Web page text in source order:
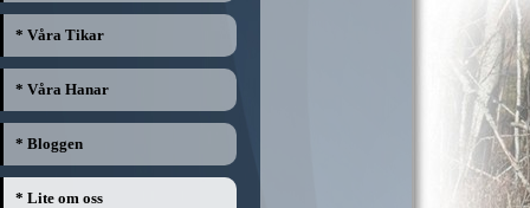
* Våra Tikar
* Våra Hanar
* Bloggen
* Lite om oss